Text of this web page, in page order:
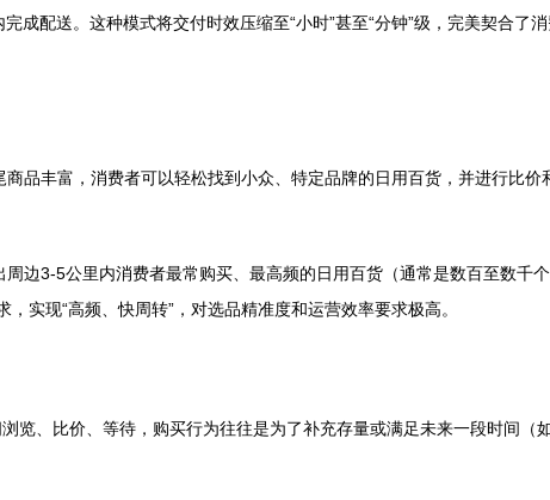
配送。这种模式将交付时效压缩至“小时”甚至“分钟”级，完美契合了
品丰富，消费者可以轻松找到小众、特定品牌的日用百货，并进行比
边3-5公里内消费者最常购买、最高频的日用百货（通常是数百至数千
实现“高频、快周转”，对选品精准度和运营效率要求极高。
览、比价、等待，购买行为往往是为了补充存量或满足未来一段时间（